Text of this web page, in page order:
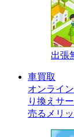
出張
車買取
オンライ
り換えサ
売るメリッ